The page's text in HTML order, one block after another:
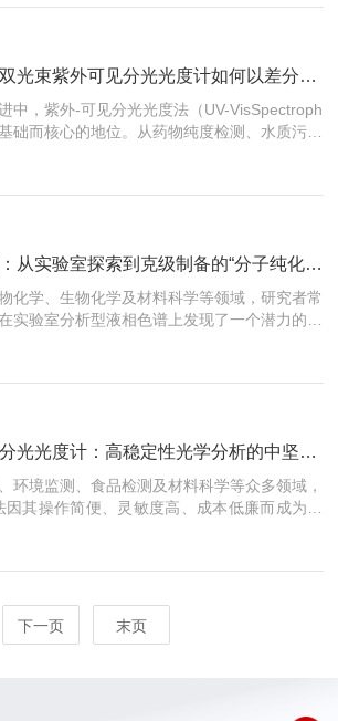
，它承担着将毫克级样品放大至克级甚至百克
半制备液相色谱仪并非简单的分析仪器放大
系统，其核心目标是在...
光的双生镜像：准双光束紫外可见分光光度计如何以差分之眼消解漂移迷雾
中，紫外-可见分光光度法（UV-VisSpectroph
础而核心的地位。从药物纯度检测、水质污染
究、纳米材料表征，其凭借操作简便、灵敏度
成为实验室的“常青树”。然而，传统单光束仪
器漂移及环境温度变化干扰，影响长期测量稳
见分光光度计（Quasi-DoubleBeamUV-VisSp
半制备液相色谱仪：从实验室探索到克级制备的“分子纯化中试线”
化学、生物化学及材料科学等领域，研究者常
实验室分析型液相色谱上发现了一个潜力的新
量仅为微克级，远不足以进行全面的结构鉴定
测试或后续化学修饰。此时，半制备液相色谱
”与“制备应用”的关键桥梁。它不是分析仪的
为高效、快速分离纯化毫克至克级样品而设计
备”的定位，决定了其独特的设计理...
准双光束紫外可见分光光度计：高稳定性光学分析的中坚力量
环境监测、食品检测及材料科学等众多领域，
其操作简便、灵敏度高、成本低廉而成为最
技术之一。其核心设备——紫外可见分光光度
束到现代“准双光束”结构的演进，不断在测量
能力上取得突破。其中，准双光束紫外可见分
门的主流选择。一、从单光束到准双光束：技
光束分光光度计仅有一条光路，测量时需先...
下一页 末页